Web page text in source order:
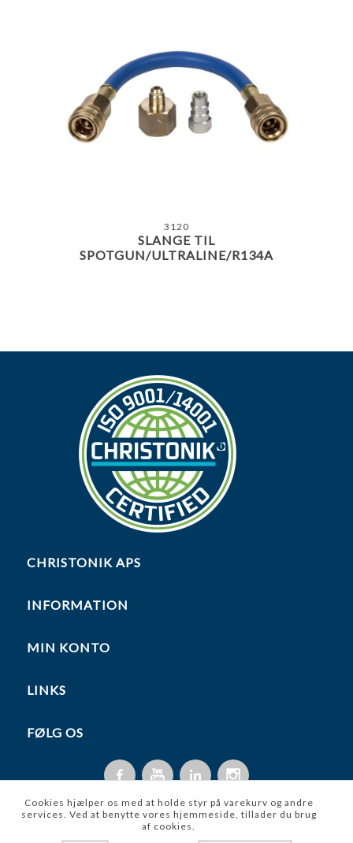
3120
SLANGE TIL
SPOTGUN/ULTRALINE/R134A
CHRISTONIK APS
INFORMATION
MIN KONTO
LINKS
FØLG OS
Cookies hjælper os med at holde styr på varekurv og andre
services. Ved at benytte vores hjemmeside, tillader du brug
af cookies.